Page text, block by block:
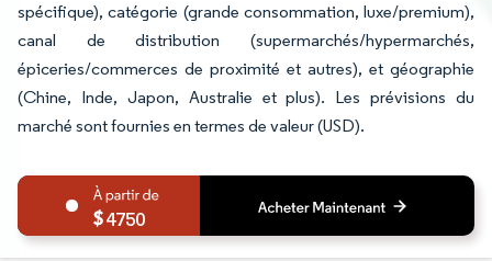
spécifique), catégorie (grande consommation, luxe/premium),
canal de distribution (supermarchés/hypermarchés,
épiceries/commerces de proximité et autres), et géographie
(Chine, Inde, Japon, Australie et plus). Les prévisions du
marché sont fournies en termes de valeur (USD).
4750